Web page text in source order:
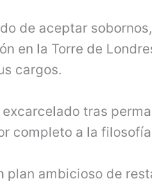
de aceptar
en la Torre de
cargos.
tras
completo a la
plan ambicioso de